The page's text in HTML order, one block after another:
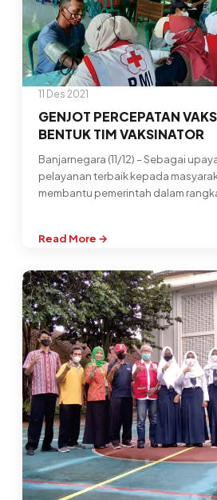
SEMERU
11 Des 2021
GENJOT PERCEPATAN
BENTUK TIM VAKSINATOR
Banjarnegara (11/12) – Sebagai
pelayanan terbaik kepada
membantu pemerintah dalam
Read More →
:
PERCEPATAN
VAKSINASI,
PMI
BENTUK
TIM
VAKSINATOR